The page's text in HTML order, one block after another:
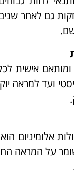
גם לאחר
אישית
ועד למראה
אלומיניום
על המראה